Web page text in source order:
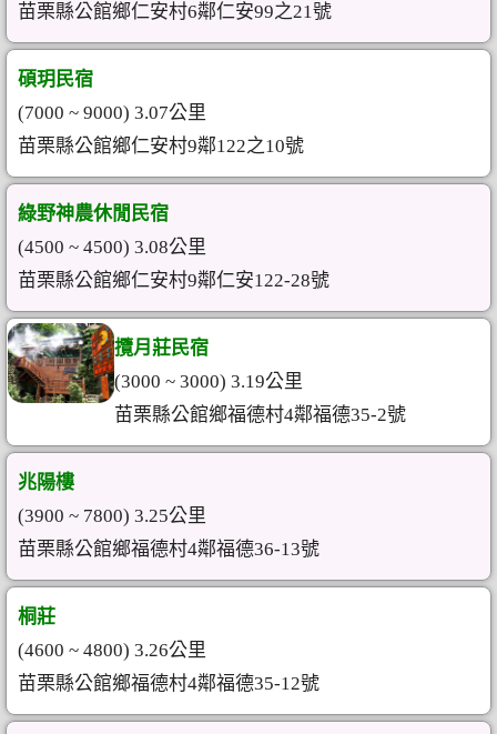
苗栗縣公館鄉仁安村6鄰仁安99之21號
碩玥民宿
(7000 ~ 9000) 3.07公里
苗栗縣公館鄉仁安村9鄰122之10號
綠野神農休閒民宿
(4500 ~ 4500) 3.08公里
苗栗縣公館鄉仁安村9鄰仁安122-28號
攬月莊民宿
(3000 ~ 3000) 3.19公里
苗栗縣公館鄉福德村4鄰福德35-2號
兆陽樓
(3900 ~ 7800) 3.25公里
苗栗縣公館鄉福德村4鄰福德36-13號
桐莊
(4600 ~ 4800) 3.26公里
苗栗縣公館鄉福德村4鄰福德35-12號